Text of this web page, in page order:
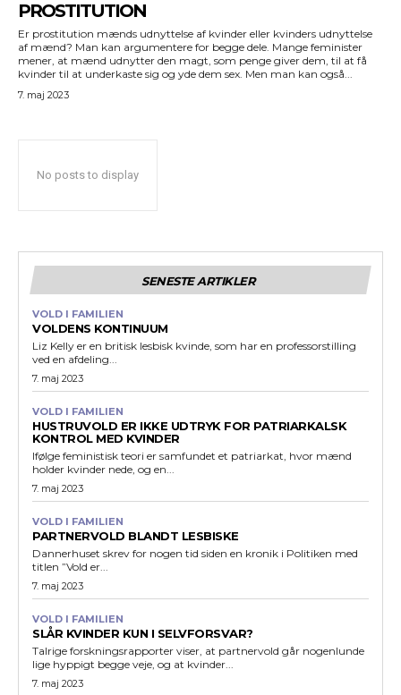
PROSTITUTION
Er prostitution mænds udnyttelse af kvinder eller kvinders udnyttelse
af mænd? Man kan argumentere for begge dele. Mange feminister
mener, at mænd udnytter den magt, som penge giver dem, til at få
kvinder til at underkaste sig og yde dem sex. Men man kan også...
7. maj 2023
No posts to display
SENESTE ARTIKLER
VOLD I FAMILIEN
VOLDENS KONTINUUM
Liz Kelly er en britisk lesbisk kvinde, som har en professorstilling
ved en afdeling...
7. maj 2023
VOLD I FAMILIEN
HUSTRUVOLD ER IKKE UDTRYK FOR PATRIARKALSK
KONTROL MED KVINDER
Ifølge feministisk teori er samfundet et patriarkat, hvor mænd
holder kvinder nede, og en...
7. maj 2023
VOLD I FAMILIEN
PARTNERVOLD BLANDT LESBISKE
Dannerhuset skrev for nogen tid siden en kronik i Politiken med
titlen ”Vold er...
7. maj 2023
VOLD I FAMILIEN
SLÅR KVINDER KUN I SELVFORSVAR?
Talrige forskningsrapporter viser, at partnervold går nogenlunde
lige hyppigt begge veje, og at kvinder...
7. maj 2023